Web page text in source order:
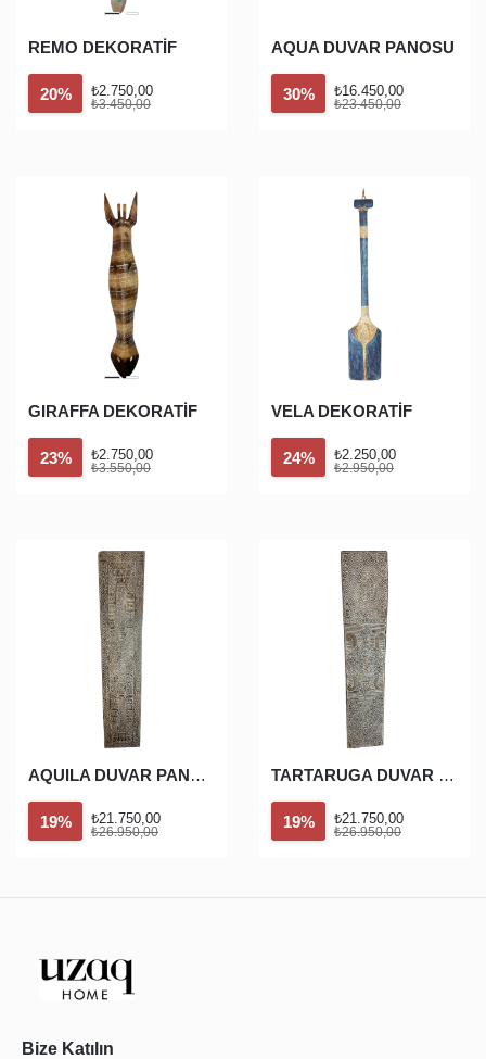
REMO DEKORATİF
20% ₺2.750,00
₺3.450,00
AQUA DUVAR PANOSU
30% ₺16.450,00
₺23.450,00
GIRAFFA DEKORATİF
23% ₺2.750,00
₺3.550,00
VELA DEKORATİF
24% ₺2.250,00
₺2.950,00
AQUILA DUVAR PANOSU
19% ₺21.750,00
₺26.950,00
TARTARUGA DUVAR PANOSU
19% ₺21.750,00
₺26.950,00
Bize Katılın